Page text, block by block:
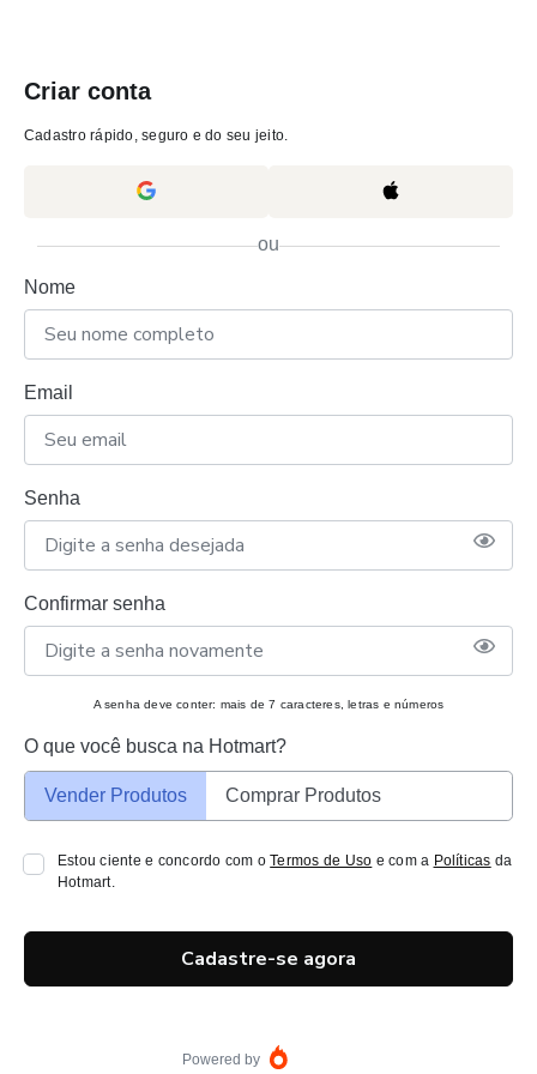
Criar conta
Cadastro rápido, seguro e do seu jeito.
ou
Nome
Email
Senha
Confirmar senha
A senha deve conter: mais de 7 caracteres, letras e números
O que você busca na Hotmart?
Vender Produtos Comprar Produtos
Estou ciente e concordo com oTermos de Uso e com a Políticas da
Hotmart.
Cadastre-se agora
Powered by